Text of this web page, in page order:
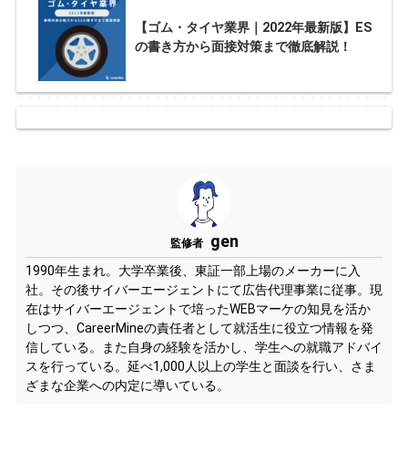
【ゴム・タイヤ業界｜2022年最新版】ES
の書き方から面接対策まで徹底解説！
監修者 gen
1990年生まれ。大学卒業後、東証一部上場のメーカーに入
社。その後サイバーエージェントにて広告代理事業に従事。現
在はサイバーエージェントで培ったWEBマーケの知見を活か
しつつ、CareerMineの責任者として就活生に役立つ情報を発
信している。また自身の経験を活かし、学生への就職アドバイ
スを行っている。延べ1,000人以上の学生と面談を行い、さま
ざまな企業への内定に導いている。